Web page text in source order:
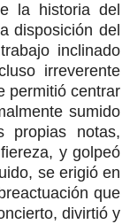
la historia del
disposición del
inclinado
irreverente
permitió centrar
sumido
propias notas,
y golpeó
se erigió en
que
divirtió y